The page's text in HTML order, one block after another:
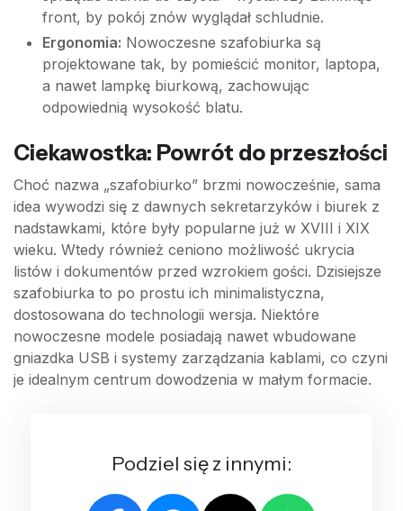
front, by pokój znów wyglądał schludnie.
Ergonomia: Nowoczesne szafobiurka są
projektowane tak, by pomieścić monitor, laptopa,
a nawet lampkę biurkową, zachowując
odpowiednią wysokość blatu.
Ciekawostka: Powrót do przeszłości
Choć nazwa „szafobiurko” brzmi nowocześnie, sama
idea wywodzi się z dawnych sekretarzyków i biurek z
nadstawkami, które były popularne już w XVIII i XIX
wieku. Wtedy również ceniono możliwość ukrycia
listów i dokumentów przed wzrokiem gości. Dzisiejsze
szafobiurka to po prostu ich minimalistyczna,
dostosowana do technologii wersja. Niektóre
nowoczesne modele posiadają nawet wbudowane
gniazdka USB i systemy zarządzania kablami, co czyni
je idealnym centrum dowodzenia w małym formacie.
Podziel się z innymi: